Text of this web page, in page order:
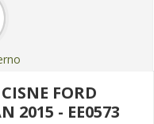
FORD
2015 - EE0573